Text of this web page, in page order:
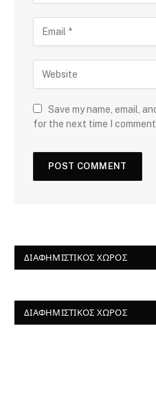
Save my name, email,
for the next time I
ΔΙΑΦΗΜΙΣΤΙΚΌΣ ΧΏΡΟΣ
ΔΙΑΦΗΜΙΣΤΙΚΌΣ ΧΏΡΟΣ